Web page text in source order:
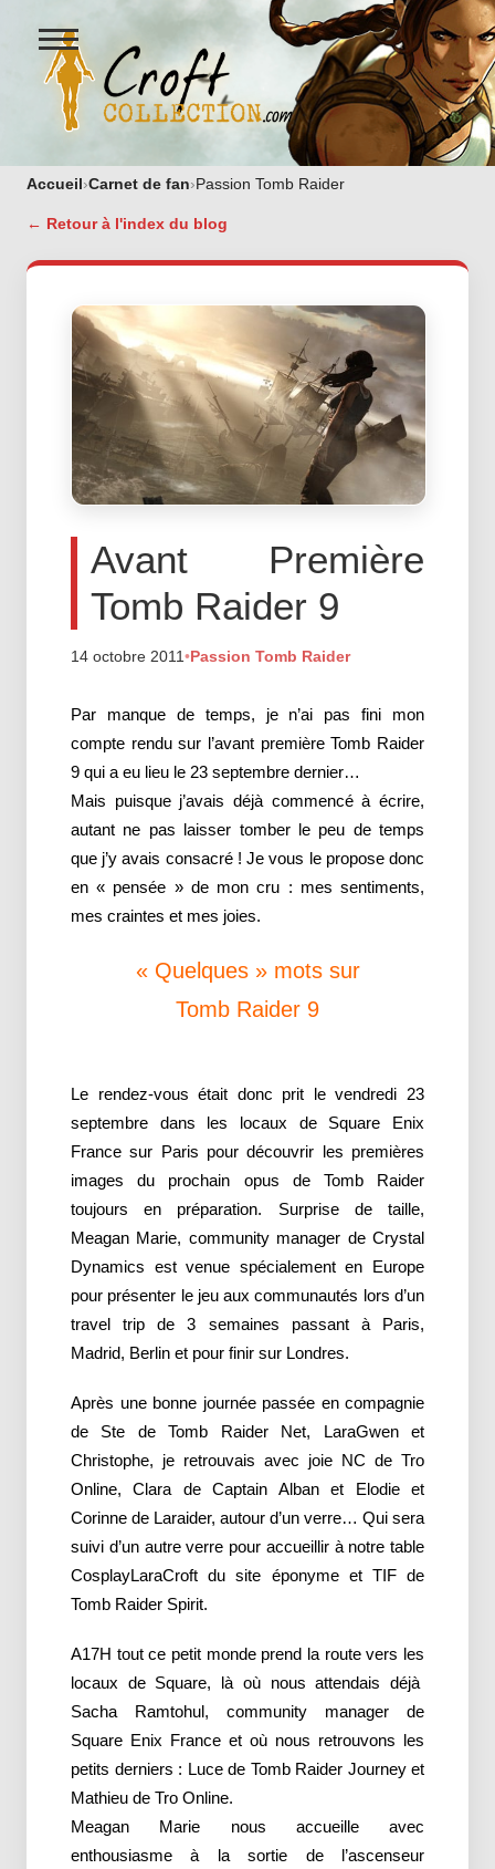
Figurines Lara Croft et
Ouvrir
le
menu
Accueil›Carnet de fan›Passion Tomb Raider
← Retour à l'index du blog
Avant Première
Tomb Raider 9
14 octobre 2011•Passion Tomb Raider
Par manque de temps, je n’ai pas fini mon
compte rendu sur l’avant première Tomb Raider
9 qui a eu lieu le 23 septembre dernier…
Mais puisque j’avais déjà commencé à écrire,
autant ne pas laisser tomber le peu de temps
que j’y avais consacré ! Je vous le propose donc
en « pensée » de mon cru : mes sentiments,
mes craintes et mes joies.
« Quelques » mots sur
Tomb Raider 9
Le rendez-vous était donc prit le vendredi 23
septembre dans les locaux de Square Enix
France sur Paris pour découvrir les premières
images du prochain opus de Tomb Raider
toujours en préparation. Surprise de taille,
Meagan Marie, community manager de Crystal
Dynamics est venue spécialement en Europe
pour présenter le jeu aux communautés lors d’un
travel trip de 3 semaines passant à Paris,
Madrid, Berlin et pour finir sur Londres.
Après une bonne journée passée en compagnie
de Ste de Tomb Raider Net, LaraGwen et
Christophe, je retrouvais avec joie NC de Tro
Online, Clara de Captain Alban et Elodie et
Corinne de Laraider, autour d’un verre… Qui sera
suivi d’un autre verre pour accueillir à notre table
CosplayLaraCroft du site éponyme et TIF de
Tomb Raider Spirit.
A17H tout ce petit monde prend la route vers les
locaux de Square, là où nous attendais déjà
Sacha Ramtohul, community manager de
Square Enix France et où nous retrouvons les
petits derniers : Luce de Tomb Raider Journey et
Mathieu de Tro Online.
Meagan Marie nous accueille avec
enthousiasme à la sortie de l’ascenseur